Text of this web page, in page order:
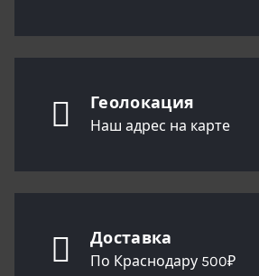
Геолокация
Наш адрес на карте
Доставка
По Краснодару 500₽